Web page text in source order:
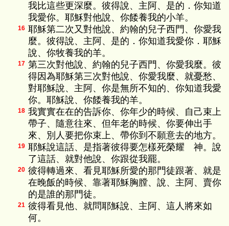
我比這些更深麼。彼得說、主阿、是的．你知道
我愛你。耶穌對他說、你餧養我的小羊。
16 耶穌第二次又對他說、約翰的兒子西門、你愛我
麼。彼得說、主阿、是的．你知道我愛你．耶穌
說、你牧養我的羊。
17 第三次對他說、約翰的兒子西門、你愛我麼。彼
得因為耶穌第三次對他說、你愛我麼、就憂愁、
對耶穌說、主阿、你是無所不知的、你知道我愛
你。耶穌說、你餧養我的羊。
18 我實實在在的告訴你、你年少的時候、自己束上
帶子、隨意往來、但年老的時候、你要伸出手
來、別人要把你束上、帶你到不願意去的地方。
19 耶穌說這話、是指著彼得要怎樣死榮耀 神。說
了這話、就對他說、你跟從我罷。
20 彼得轉過來、看見耶穌所愛的那門徒跟著、就是
在晚飯的時候、靠著耶穌胸膛、說、主阿、賣你
的是誰的那門徒。
21 彼得看見他、就問耶穌說、主阿、這人將來如
何。